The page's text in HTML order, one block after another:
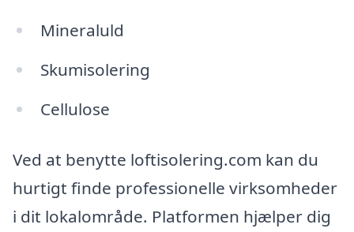
Mineraluld
Skumisolering
Cellulose
Ved at benytte loftisolering.com kan du
hurtigt finde professionelle virksomheder
i dit lokalområde. Platformen hjælper dig